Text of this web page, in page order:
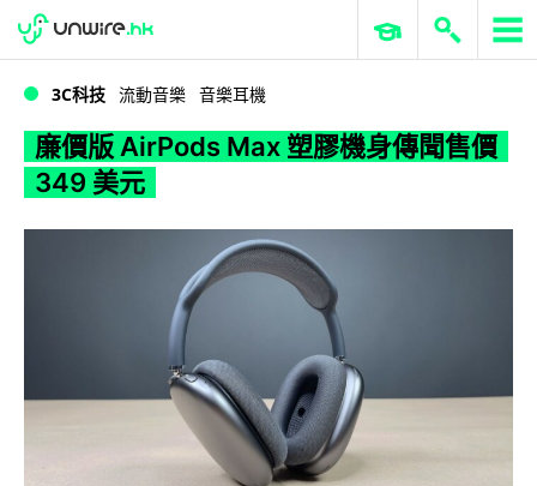
WWDC 2026 ERP 與商業 AI
3C科技 流動音樂 音樂耳機
廉價版 AirPods Max 塑膠機身傳聞售價
349 美元